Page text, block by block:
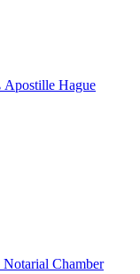
Hague
Chamber